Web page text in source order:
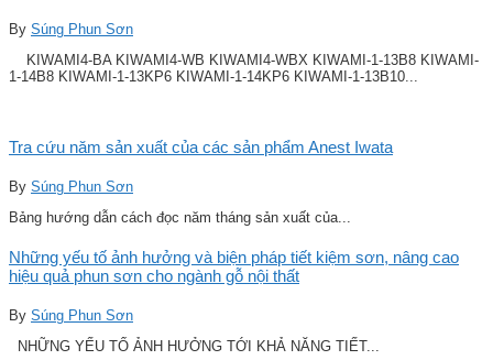
By Súng Phun Sơn
KIWAMI4-BA KIWAMI4-WB KIWAMI4-WBX KIWAMI-1-13B8 KIWAMI-
1-14B8 KIWAMI-1-13KP6 KIWAMI-1-14KP6 KIWAMI-1-13B10...
Tra cứu năm sản xuất của các sản phẩm Anest Iwata
By Súng Phun Sơn
Bảng hướng dẫn cách đọc năm tháng sản xuất của...
Những yếu tố ảnh hưởng và biện pháp tiết kiệm sơn, nâng cao
hiệu quả phun sơn cho ngành gỗ nội thất
By Súng Phun Sơn
NHỮNG YẾU TỐ ẢNH HƯỞNG TỚI KHẢ NĂNG TIẾT...